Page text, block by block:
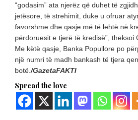
“godasim” ata njerëz që duhet të
jetësore, të strehimit, duke u ofruar
favorshme dhe qasje më të lehtë në
përdoruesit e tjerë të kredisë”, theksoi
Me këtë qasje, Banka Popullore po
një numri të madh bankash të tjera
botë. /GazetaFAKTI
Spread the love